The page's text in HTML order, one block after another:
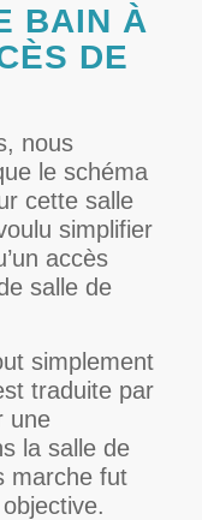
BAIN À
DE
nous
le schéma
cette salle
simplifier
accès
salle de
simplement
traduite par
une
la salle de
marche fut
objective.